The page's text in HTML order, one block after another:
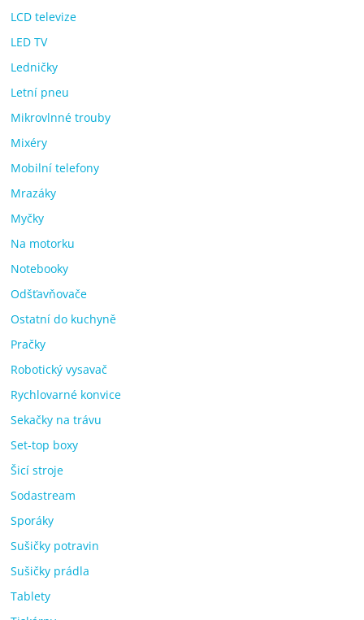
LCD televize
LED TV
Ledničky
Letní pneu
Mikrovlnné trouby
Mixéry
Mobilní telefony
Mrazáky
Myčky
Na motorku
Notebooky
Odšťavňovače
Ostatní do kuchyně
Pračky
Robotický vysavač
Rychlovarné konvice
Sekačky na trávu
Set-top boxy
Šicí stroje
Sodastream
Sporáky
Sušičky potravin
Sušičky prádla
Tablety